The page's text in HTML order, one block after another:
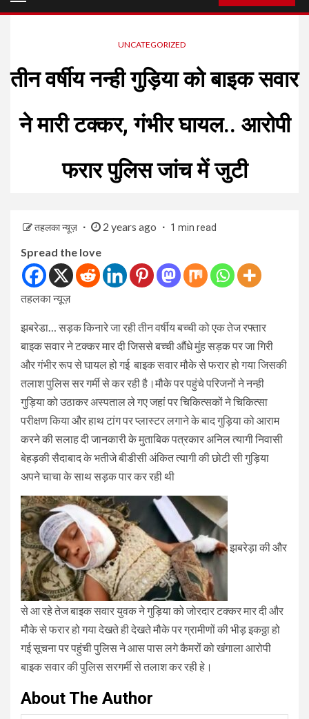
UNCATEGORIZED
तीन वर्षीय नन्ही गुड़िया को बाइक सवार
ने मारी टक्कर, गंभीर घायल.. आरोपी
फरार पुलिस जांच में जुटी
तहलका न्यूज़ 2 years ago 1 min read
Spread the love
तहलका न्यूज़
झबरेडा… सड़क किनारे जा रही तीन वर्षीय बच्ची को एक तेज रफ्तार
बाइक सवार ने टक्कर मार दी जिससे बच्ची औंधे मुंह सड़क पर जा गिरी
और गंभीर रूप से घायल हो गई बाइक सवार मौके से फरार हो गया जिसकी
तलाश पुलिस सर गर्मी से कर रही है।मौके पर पहुंचे परिजनों ने नन्ही
गुड़िया को उठाकर अस्पताल ले गए जहां पर चिकित्सकों ने चिकित्सा
परीक्षण किया और हाथ टांग पर प्लास्टर लगाने के बाद गुड़िया को आराम
करने की सलाह दी जानकारी के मुताबिक पत्रकार अनिल त्यागी निवासी
बेहड़की सैदाबाद के भतीजे बीडीसी अंकित त्यागी की छोटी सी गुड़िया
अपने चाचा के साथ सड़क पार कर रही थी
झबरेड़ा की और
से आ रहे तेज बाइक सवार युवक ने गुड़िया को जोरदार टक्कर मार दी और
मौके से फरार हो गया देखते ही देखते मौके पर ग्रामीणों की भीड़ इकठ्ठा हो
गई सूचना पर पहुंची पुलिस ने आस पास लगे कैमरों को खंगाला आरोपी
बाइक सवार की पुलिस सरगर्मी से तलाश कर रही हे।
About The Author